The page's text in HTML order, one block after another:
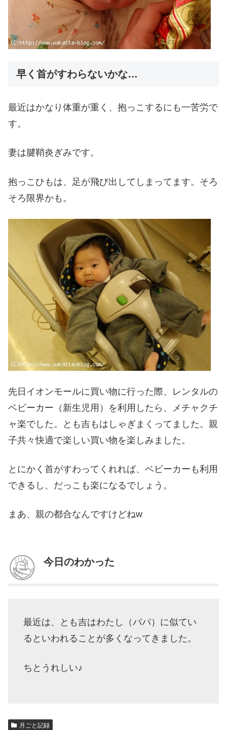
早く首がすわらないかな…
最近はかなり体重が重く、抱っこするにも一苦労で
す。
妻は腱鞘炎ぎみです。
抱っこひもは、足が飛び出してしまってます。そろ
そろ限界かも。
先日イオンモールに買い物に行った際、レンタルの
ベビーカー（新生児用）を利用したら、メチャクチ
ャ楽でした。とも吉もはしゃぎまくってました。親
子共々快適で楽しい買い物を楽しみました。
とにかく首がすわってくれれば、ベビーカーも利用
できるし、だっこも楽になるでしょう。
まあ、親の都合なんですけどねw
今日のわかった
最近は、とも吉はわたし（パパ）に似てい
るといわれることが多くなってきました。
ちとうれしい♪
月ごと記録